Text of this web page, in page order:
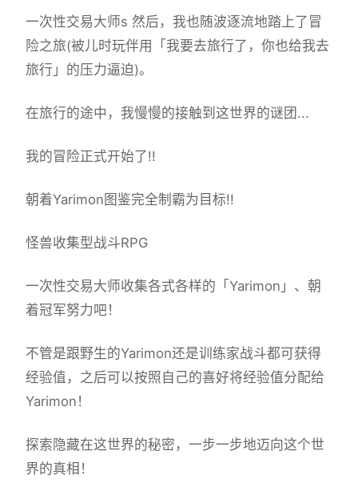
一次性交易大师s 然后，我也随波逐流地踏上了冒
险之旅(被儿时玩伴用「我要去旅行了，你也给我去
旅行」的压力逼迫)。
在旅行的途中，我慢慢的接触到这世界的谜团...
我的冒险正式开始了!!
朝着Yarimon图鉴完全制霸为目标!!
怪兽收集型战斗RPG
一次性交易大师收集各式各样的「Yarimon」、朝
着冠军努力吧！
不管是跟野生的Yarimon还是训练家战斗都可获得
经验值，之后可以按照自己的喜好将经验值分配给
Yarimon！
探索隐藏在这世界的秘密，一步一步地迈向这个世
界的真相！